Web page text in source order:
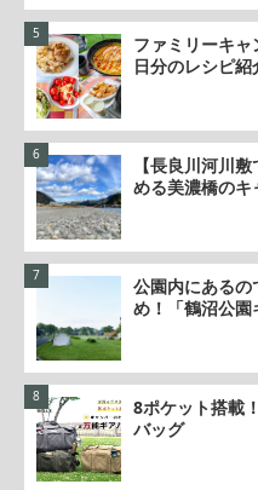
ファミリーキ
日分のレシピ紹
【長良川河川
める美濃橋の
公園内にある
め！「鶴沼公園
8ポケット搭載
バッグ